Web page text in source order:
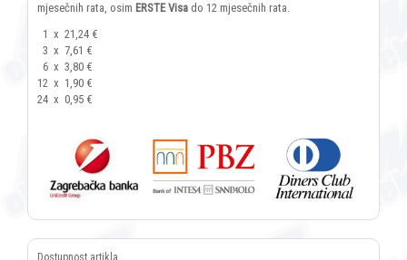
mjesečnih rata, osim ERSTE Visa do 12 mjesečnih rata.
1 x 21,24 €
3 x 7,61 €
6 x 3,80 €
12 x 1,90 €
24 x 0,95 €